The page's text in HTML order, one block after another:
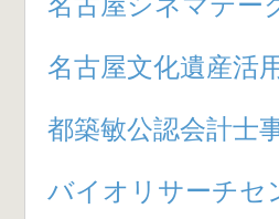
名古屋文化遺産活
都築敏公認会計士
バイオリサーチセ